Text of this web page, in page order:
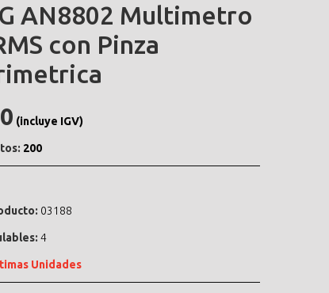
AN8802 Multimetro
con Pinza
(incluye IGV)
200
03188
4
Unidades